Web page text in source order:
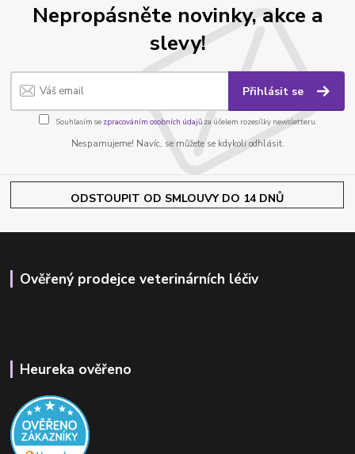
Nepropásněte novinky, akce a
slevy!
Přihlásit se
Souhlasím se zpracováním osobních údajůza účelem rozesílky newsletteru.
Nespamujeme! Navíc, se můžete se kdykoli odhlásit.
ODSTOUPIT OD SMLOUVY DO 14 DNŮ
Ověřený prodejce veterinárních léčiv
Heureka ověřeno